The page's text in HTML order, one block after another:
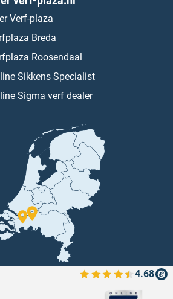
Verf-plaza
Breda
Roosendaal
Sikkens Specialist
Sigma verf dealer
4.68
Bekijk de verfplaza